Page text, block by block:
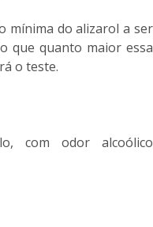
mínima do alizarol a ser
que quanto maior essa
o teste.
com odor alcoólico